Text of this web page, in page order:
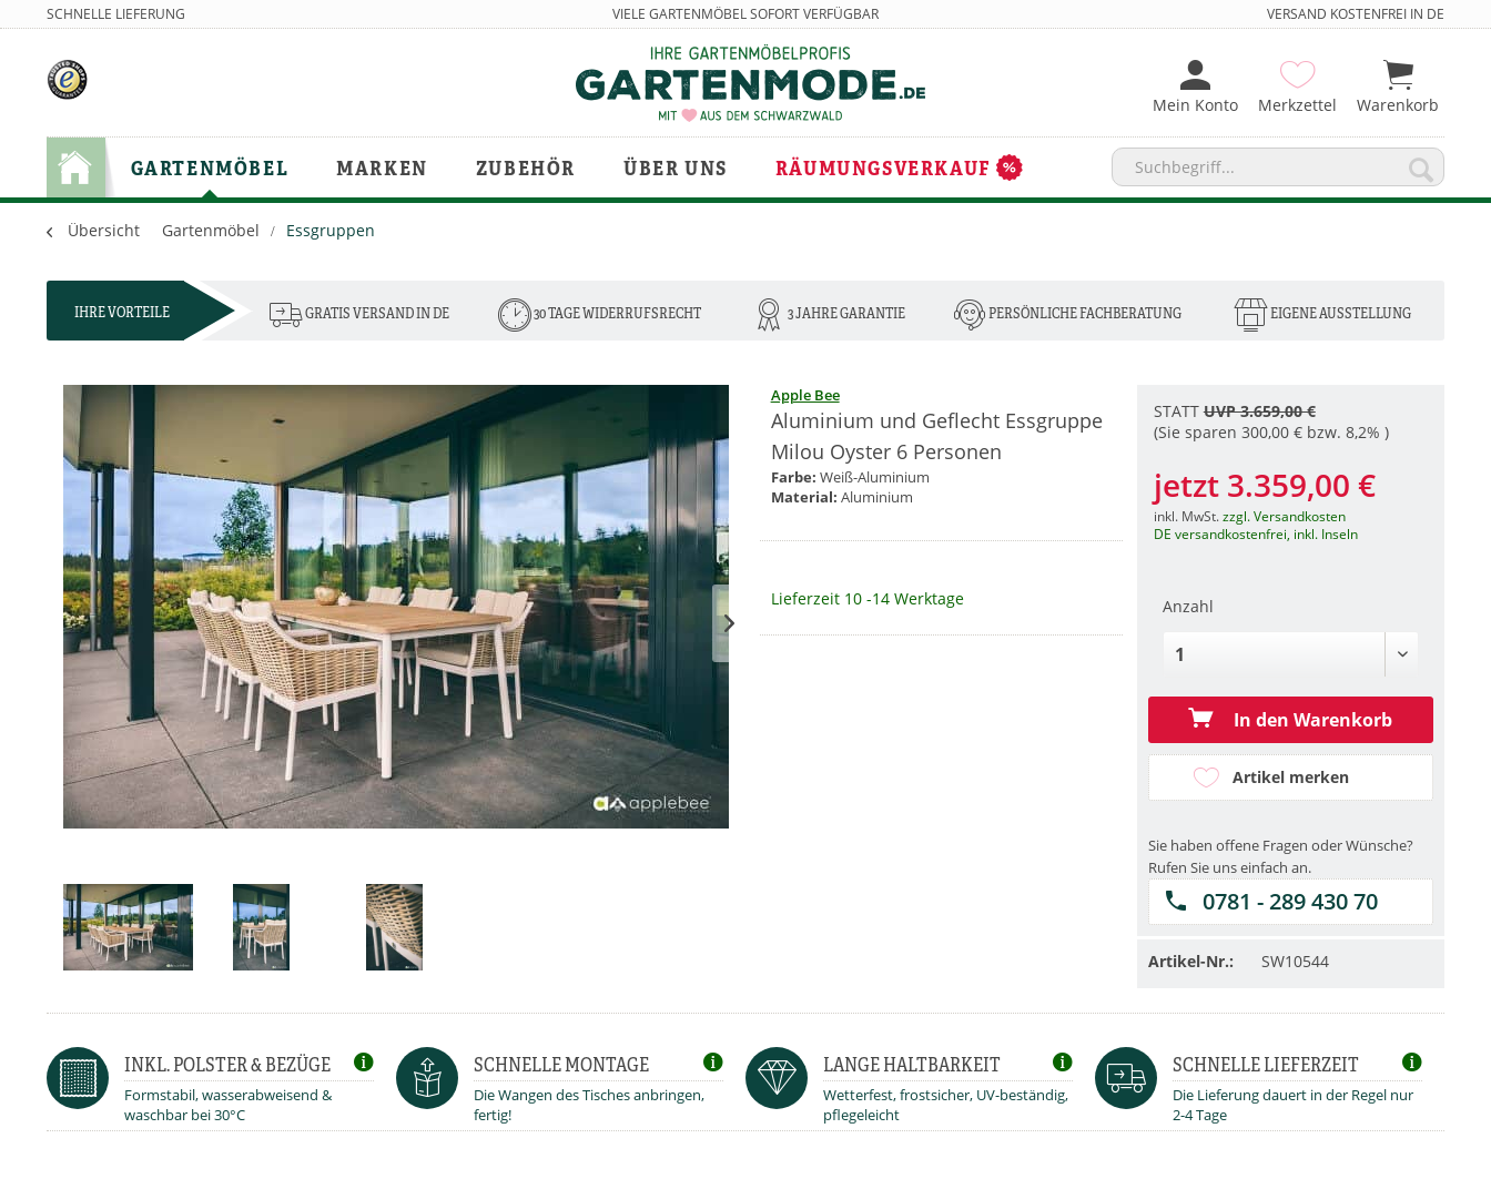
SCHNELLE LIEFERUNG VIELE GARTENMÖBEL SOFORT VERFÜGBAR VERSAND KOSTENFREI IN DE
Mein Konto Merkzettel Warenkorb
GARTENMÖBEL MARKEN ZUBEHÖR ÜBER UNS RÄUMUNGSVERKAUF
Übersicht Gartenmöbel Essgruppen
IHRE VORTEILE GRATIS VERSAND IN DE 30 TAGE WIDERRUFSRECHT 3 JAHRE GARANTIE PERSÖNLICHE FACHBERATUNG EIGENE AUSSTELLUNG
Apple Bee
Aluminium und Geflecht Essgruppe
Milou Oyster 6 Personen
Farbe: Weiß-Aluminium
Material: Aluminium
Lieferzeit 10 -14 Werktage
STATTUVP 3.659,00 €
(Sie sparen 300,00 € bzw. 8,2% )
jetzt 3.359,00 €
inkl. MwSt.zzgl. Versandkosten
DE versandkostenfrei, inkl. Inseln
Anzahl
In den Warenkorb
Artikel merken
Sie haben offene Fragen oder Wünsche?
Rufen Sie uns einfach an.
0781 - 289 430 70
Artikel-Nr.: SW10544
INKL. POLSTER & BEZÜGE
Formstabil, wasserabweisend &
waschbar bei 30°C
SCHNELLE MONTAGE
Die Wangen des Tisches anbringen,
fertig!
LANGE HALTBARKEIT
Wetterfest, frostsicher, UV-beständig,
pflegeleicht
SCHNELLE LIEFERZEIT
Die Lieferung dauert in der Regel nur
2-4 Tage